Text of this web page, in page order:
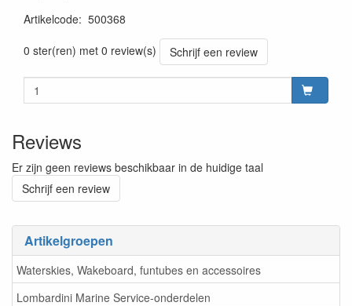
Artikelgroepen
Waterskies, Wakeboard, funtubes en accessoires
Lombardini Marine Service-onderdelen
Artikelcode: 500368
0 ster(ren) met 0 review(s)
Schrijf een review
Reviews
Er zijn geen reviews beschikbaar in de huidige taal
Schrijf een review